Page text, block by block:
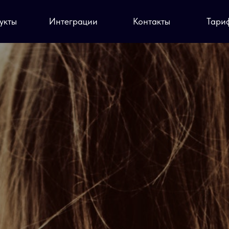
Интеграции Контакты